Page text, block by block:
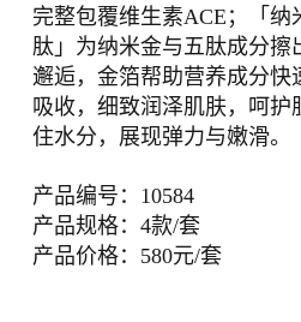
完整包覆维生素ACE；「纳
肽」为纳米金与五肽成分擦
邂逅，金箔帮助营养成分快
吸收，细致润泽肌肤，呵护
住水分，展现弹力与嫩滑。
产品编号：10584
产品规格：4款/套
产品价格：580元/套